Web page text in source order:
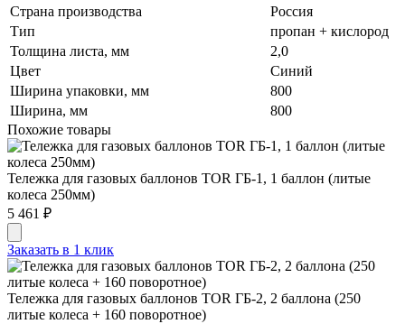
Страна производства
Россия
Тип
пропан + кислород
Толщина листа, мм
2,0
Цвет
Синий
Ширина упаковки, мм
800
Ширина, мм
800
Похожие товары
Тележка для газовых баллонов TOR ГБ-1, 1 баллон (литые
колеса 250мм)
5 461 ₽
Заказать в 1 клик
Тележка для газовых баллонов TOR ГБ-2, 2 баллона (250
литые колеса + 160 поворотное)